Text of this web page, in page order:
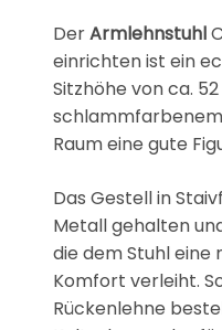
DerArmlehnstuhl
einrichten ist ein
Sitzhöhe von ca.
Raum eine gute
Das Gestell in
Metall gehalten
die dem Stuhl eine
Komfort verleiht.
Rückenlehne